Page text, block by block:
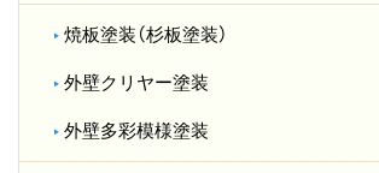
焼板塗装（杉板塗装）
外壁クリヤー塗装
外壁多彩模様塗装